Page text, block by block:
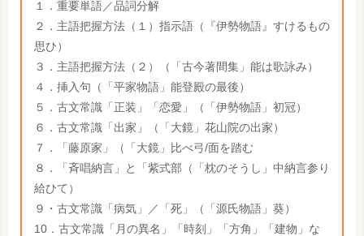
１．重要単語／品詞分解
２．主語把握方法（１）指示語（『伊勢物語』すけるもの
思ひ）
３．主語把握方法（２）（「古今著間集」能は歌詠み）
４．挿入句（「平家物語」能登殿の最後）
５．古文常識「正装」「恋愛」（「伊勢物語」初冠）
６．古文常識「出家」（「大鏡」花山院の出家）
７．「藤原家」（「大鏡」比べ弓/面を踏む
８．「斉唱納言」と「紫式部（「枕のそうし」中納言参り
給ひて）
９・古文常識「病気」／「死」（「源氏物語」葵）
10．古文常識「月の異名」「時刻」「方角」「建物」な